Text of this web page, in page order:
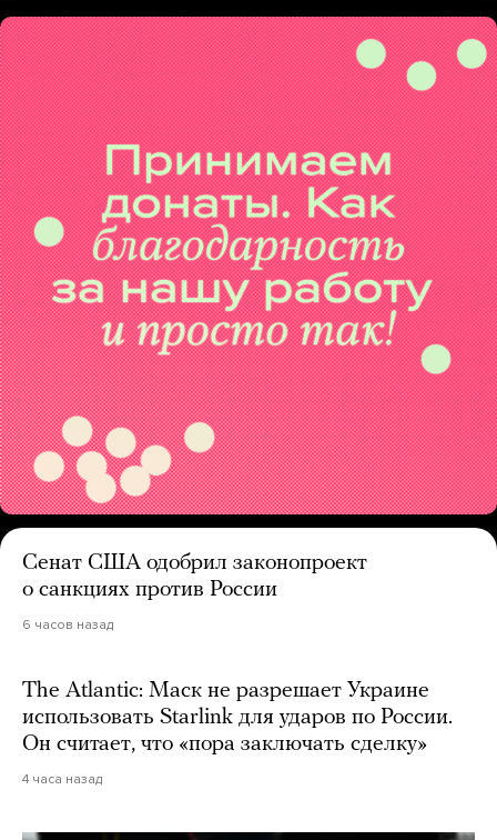
Сенат США одобрил законопроект
о санкциях против России
6 часов назад
The Atlantic: Маск не разрешает Украине
использовать Starlink для ударов по России.
Он считает, что «пора заключать сделку»
4 часа назад